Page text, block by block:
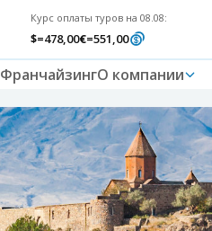
Курс оплаты туров на 08.08:
$=478,00€=551,00
ФранчайзингО компании